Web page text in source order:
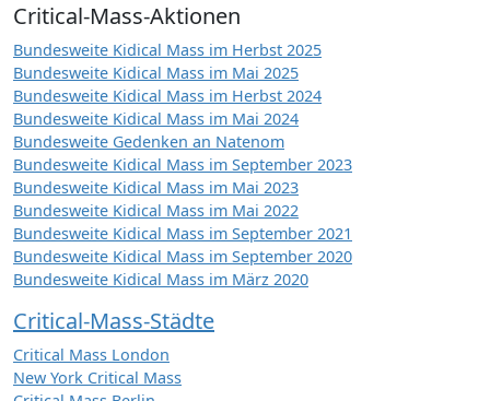
Critical-Mass-Aktionen
Bundesweite Kidical Mass im Herbst 2025
Bundesweite Kidical Mass im Mai 2025
Bundesweite Kidical Mass im Herbst 2024
Bundesweite Kidical Mass im Mai 2024
Bundesweite Gedenken an Natenom
Bundesweite Kidical Mass im September 2023
Bundesweite Kidical Mass im Mai 2023
Bundesweite Kidical Mass im Mai 2022
Bundesweite Kidical Mass im September 2021
Bundesweite Kidical Mass im September 2020
Bundesweite Kidical Mass im März 2020
Critical-Mass-Städte
Critical Mass London
New York Critical Mass